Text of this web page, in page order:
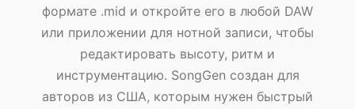
формате .mid и откройте его в любой DAW
или приложении для нотной записи, чтобы
редактировать высоту, ритм и
инструментацию. SongGen создан для
авторов из США, которым нужен быстрый